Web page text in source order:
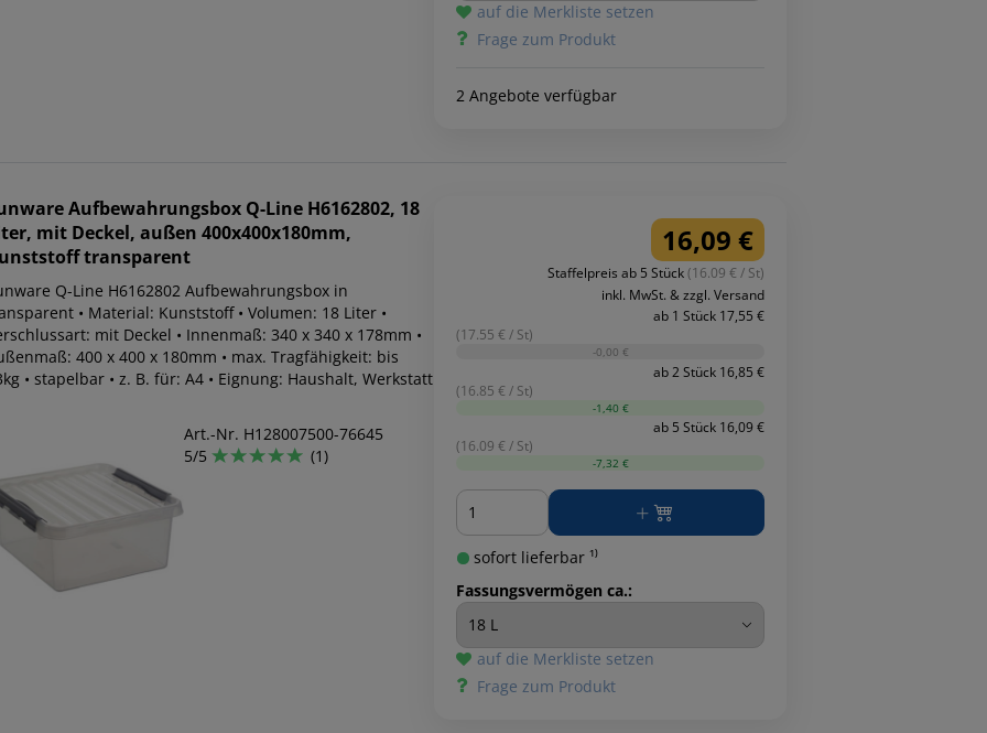
auf die Merkliste setzen
Frage zum Produkt
2 Angebote verfügbar
Aufbewahrungsbox Q-Line H6162802, 18
mit Deckel, außen 400x400x180mm,
transparent
Q-Line H6162802 Aufbewahrungsbox in
• Material: Kunststoff • Volumen: 18 Liter •
mit Deckel • Innenmaß: 340 x 340 x 178mm •
400 x 400 x 180mm • max. Tragfähigkeit: bis
• stapelbar • z. B. für: A4 • Eignung: Haushalt, Werkstatt
Art.-Nr. H128007500-76645
5/5
(1)
16,09 €
Staffelpreis ab 5 Stück(16.09 € / St)
inkl. MwSt. & zzgl. Versand
ab 1 Stück 17,55 €
(17.55 € / St)
-0,00 €
ab 2 Stück 16,85 €
(16.85 € / St)
-1,40 €
ab 5 Stück 16,09 €
(16.09 € / St)
-7,32 €
Menge
sofort lieferbar ¹⁾
Fassungsvermögen ca.:
auf die Merkliste setzen
Frage zum Produkt